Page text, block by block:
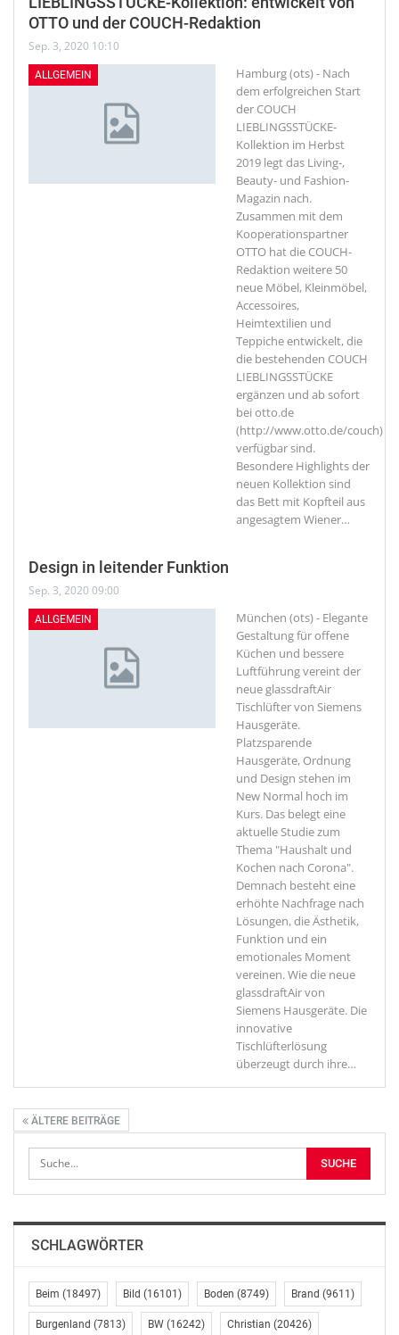
OTTO und der COUCH-Redaktion
Sep. 3, 2020 10:10
ALLGEMEIN
Hamburg (ots) - Nach
dem erfolgreichen Start
der COUCH
LIEBLINGSSTÜCKE-
Kollektion im Herbst
2019 legt das Living-,
Beauty- und Fashion-
Magazin nach.
Zusammen mit dem
Kooperationspartner
OTTO hat die COUCH-
Redaktion weitere 50
neue Möbel, Kleinmöbel,
Accessoires,
Heimtextilien und
Teppiche entwickelt, die
die bestehenden COUCH
LIEBLINGSSTÜCKE
ergänzen und ab sofort
bei otto.de
(http://www.otto.de/couch)
verfügbar sind.
Besondere Highlights der
neuen Kollektion sind
das Bett mit Kopfteil aus
angesagtem Wiener…
Design in leitender Funktion
Sep. 3, 2020 09:00
ALLGEMEIN
München (ots) - Elegante
Gestaltung für offene
Küchen und bessere
Luftführung vereint der
neue glassdraftAir
Tischlüfter von Siemens
Hausgeräte.
Platzsparende
Hausgeräte, Ordnung
und Design stehen im
New Normal hoch im
Kurs. Das belegt eine
aktuelle Studie zum
Thema "Haushalt und
Kochen nach Corona".
Demnach besteht eine
erhöhte Nachfrage nach
Lösungen, die Ästhetik,
Funktion und ein
emotionales Moment
vereinen. Wie die neue
glassdraftAir von
Siemens Hausgeräte. Die
innovative
Tischlüfterlösung
überzeugt durch ihre…
ÄLTERE BEITRÄGE
SCHLAGWÖRTER
Beim (18497) Bild (16101) Boden (8749) Brand (9611)
Burgenland (7813) BW (16242) Christian (20426)